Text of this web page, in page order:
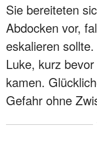
Sie bereiteten
Abdocken vor,
eskalieren
Luke, kurz
kamen.
Gefahr ohne